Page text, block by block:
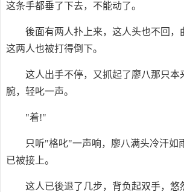
这条手都垂了下去，不能动了。
後面有两人扑上来，这人头也不回，
这两人也被打得倒下。
这人出手不停，又抓起了廖八那只本
腕，轻叱一声。
"着!"
只听"格叱"一声响，廖八满头冷汗如
已被接上。
这人已後退了几步，背负起双手，悠